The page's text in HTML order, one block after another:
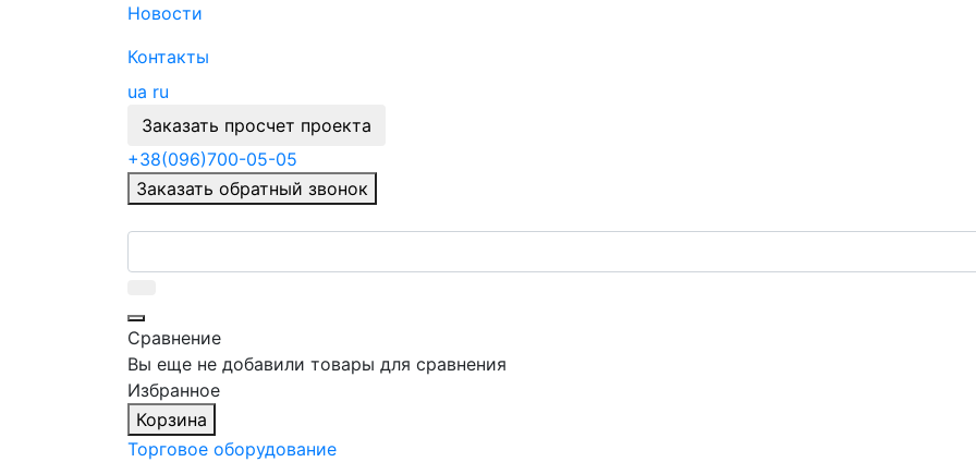
Новости
Контакты
ua ru
Заказать просчет проекта
+38(096)700-05-05
Заказать обратный звонок
Сравнение
Вы еще не добавили товары для сравнения
Избранное
Корзина
Торговое оборудование